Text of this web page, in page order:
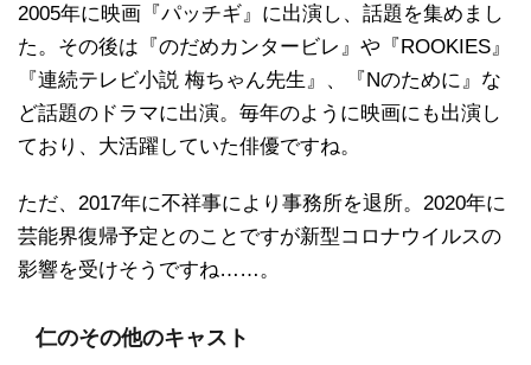
2005年に映画『パッチギ』に出演し、話題を集めまし
た。その後は『のだめカンタービレ』や『ROOKIES』
『連続テレビ小説 梅ちゃん先生』、『Nのために』な
ど話題のドラマに出演。毎年のように映画にも出演し
ており、大活躍していた俳優ですね。
ただ、2017年に不祥事により事務所を退所。2020年に
芸能界復帰予定とのことですが新型コロナウイルスの
影響を受けそうですね……。
仁のその他のキャスト